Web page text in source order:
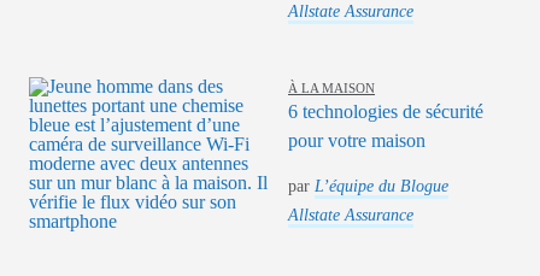
Allstate Assurance
À LA MAISON
6 technologies de sécurité
pour votre maison
par L’équipe du Blogue
Allstate Assurance